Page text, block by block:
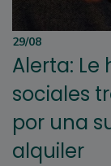
29/08
Alerta: Le
sociales
por una
alquiler